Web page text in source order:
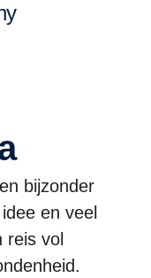
bijzonder
en veel
reis vol